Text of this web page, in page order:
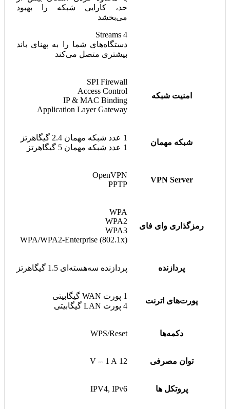
حد، کارایی شبکه را بهبود
می‌بخشد
4 Streams
دستگاه‌های شما را به پهنای باند
بیشتری متصل می‌کند
امنیت شبکه
SPI Firewall
Access Control
IP & MAC Binding
Application Layer Gateway
شبکه مهمان
1 عدد شبکه مهمان 2.4 گیگاهرتز
1 عدد شبکه مهمان 5 گیگاهرتز
VPN Server
OpenVPN
PPTP
رمزگذاری وای فای
WPA
WPA2
WPA3
WPA/WPA2-Enterprise (802.1x)
پردازنده پردازنده سه‌هسته‌ای 1.5 گیگاهرتز
پورت‌های اترنت
1 پورت WAN گیگابیتی
4 پورت LAN گیگابیتی
دکمه‌ها WPS/Reset
توان مصرفی 12 V ⎓ 1 A
پروتکل ها IPV4, IPv6